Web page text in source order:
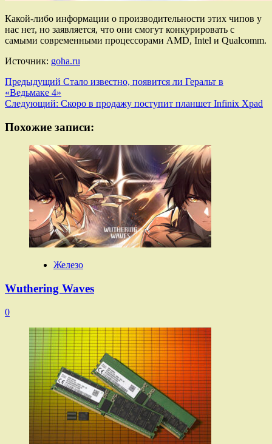
Какой-либо информации о производительности этих чипов у
нас нет, но заявляется, что они смогут конкурировать с
самыми современными процессорами AMD, Intel и Qualcomm.
Источник: goha.ru
Навигация
записи
Предыдущий Стало известно, появится ли Геральт в
«Ведьмаке 4»
Следующий: Скоро в продажу поступит планшет Infinix Xpad
Похожие записи:
Железо
Wuthering Waves
0